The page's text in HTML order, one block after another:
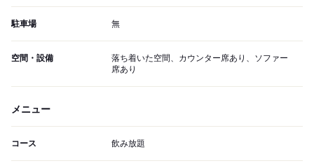
駐車場 無
空間・設備
落ち着いた空間、カウンター席あり、ソファー
席あり
メニュー
コース 飲み放題